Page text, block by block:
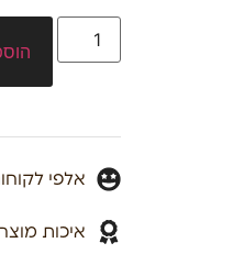
אלפי
איכות